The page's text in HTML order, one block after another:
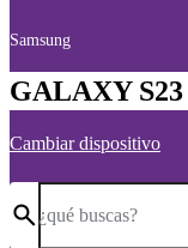
Samsung
GALAXY
Cambiar dispositivo
¿qué buscas?